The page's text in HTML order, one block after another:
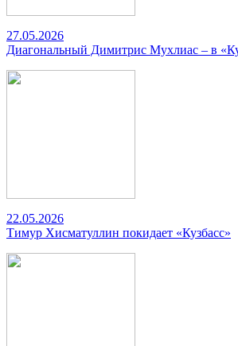
27.05.2026
Диагональный Димитрис Мухлиас – в
22.05.2026
Тимур Хисматуллин покидает «Кузбасс»